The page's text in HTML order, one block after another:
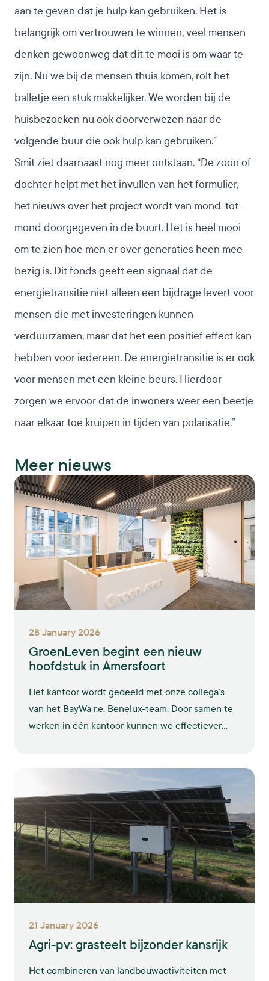
aan te geven dat je hulp kan gebruiken. Het is
belangrijk om vertrouwen te winnen, veel mensen
denken gewoonweg dat dit te mooi is om waar te
zijn. Nu we bij de mensen thuis komen, rolt het
balletje een stuk makkelijker. We worden bij de
huisbezoeken nu ook doorverwezen naar de
volgende buur die ook hulp kan gebruiken.”
Smit ziet daarnaast nog meer ontstaan. “De zoon of
dochter helpt met het invullen van het formulier,
het nieuws over het project wordt van mond-tot-
mond doorgegeven in de buurt. Het is heel mooi
om te zien hoe men er over generaties heen mee
bezig is. Dit fonds geeft een signaal dat de
energietransitie niet alleen een bijdrage levert voor
mensen die met investeringen kunnen
verduurzamen, maar dat het een positief effect kan
hebben voor iedereen. De energietransitie is er ook
voor mensen met een kleine beurs. Hierdoor
zorgen we ervoor dat de inwoners weer een beetje
naar elkaar toe kruipen in tijden van polarisatie.”
Meer nieuws
28 January 2026
GroenLeven begint een nieuw
hoofdstuk in Amersfoort
Het kantoor wordt gedeeld met onze collega’s
van het BayWa r.e. Benelux-team. Door samen te
werken in één kantoor kunnen we effectiever
om verder te groeien waarmaken.
21 January 2026
Agri-pv: grasteelt bijzonder kansrijk
Het combineren van landbouwactiviteiten met